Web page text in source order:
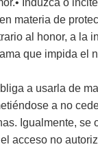
Induzca o
materia de
al honor, a la
que impida el
a usarla de
a no
Igualmente, se
acceso no